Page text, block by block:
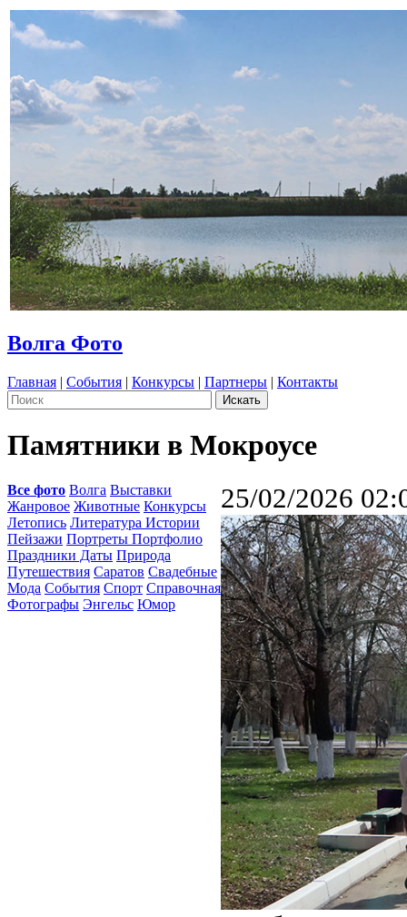
Волга Фото
Главная | События | Конкурсы | Партнеры | Контакты
Памятники в Мокроусе
Все фото Волга Выставки
Жанровое Животные Конкурсы
Летопись Литература Истории
Пейзажи Портреты Портфолио
Праздники Даты Природа
Путешествия Саратов Свадебные
Мода События Спорт Справочная
Фотографы Энгельс Юмор
25/02/2026